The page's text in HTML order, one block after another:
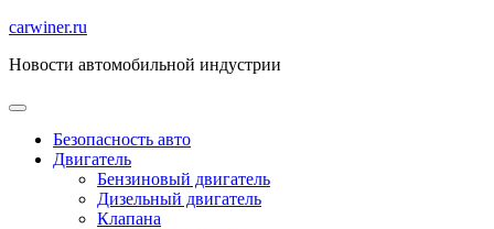
Перейти
содержимому
carwiner.ru
Новости автомобильной индустрии
Безопасность авто
Двигатель
Бензиновый двигатель
Дизельный двигатель
Клапана